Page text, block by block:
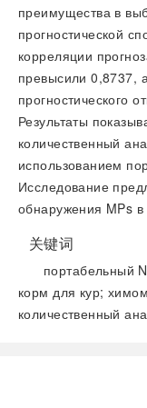
преимущества в
прогностической
корреляции
превысили 0,8737,
прогностического
Результаты
количественный
использованием
Исследование
обнаружения MPs в
关键词
портабельный
корм для кур;
количественный